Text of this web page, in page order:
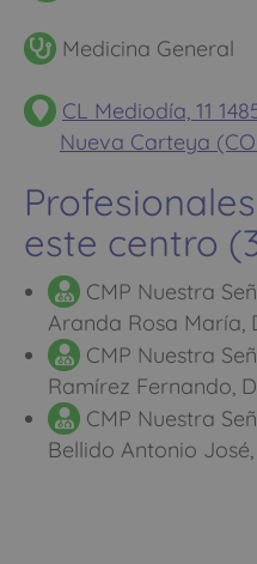
Medicina General
CL Mediodía, 11
Nueva Carteya
este centro
CMP Nuestra
Aranda Rosa María,
CMP Nuestra
Ramírez Fernando,
CMP Nuestra
Bellido Antonio José,